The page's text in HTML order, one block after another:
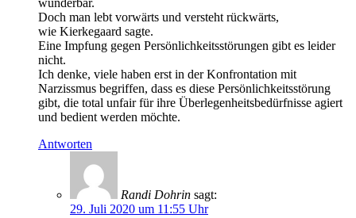
wunderbar.
Doch man lebt vorwärts und versteht rückwärts,
wie Kierkegaard sagte.
Eine Impfung gegen Persönlichkeitsstörungen gibt es leider
nicht.
Ich denke, viele haben erst in der Konfrontation mit
Narzissmus begriffen, dass es diese Persönlichkeitsstörung
gibt, die total unfair für ihre Überlegenheitsbedürfnisse agiert
und bedient werden möchte.
Antworten
Randi Dohrin sagt:
29. Juli 2020 um 11:55 Uhr